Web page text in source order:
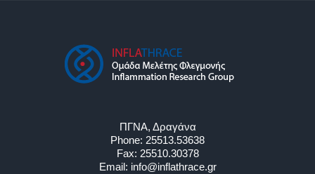
ΠΓΝΑ, Δραγάνα
Phone: 25513.53638
Fax: 25510.30378
Email: info@inflathrace.gr